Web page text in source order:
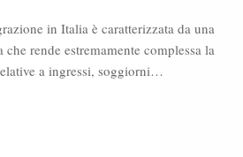
in Italia è caratterizzata da una
rende estremamente complessa la
a ingressi, soggiorni…